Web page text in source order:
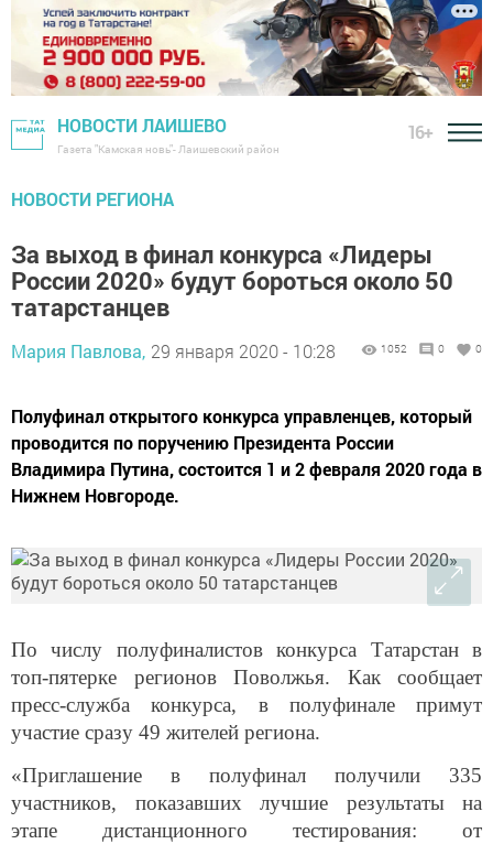
НОВОСТИ ЛАИШЕВО
Газета "Камская новь"- Лаишевский район
16+
НОВОСТИ РЕГИОНА
За выход в финал конкурса «Лидеры
России 2020» будут бороться около 50
татарстанцев
Мария Павлова, 29 января 2020 - 10:28 1052 0 0
Полуфинал открытого конкурса управленцев, который
проводится по поручению Президента России
Владимира Путина, состоится 1 и 2 февраля 2020 года в
Нижнем Новгороде.
По числу полуфиналистов конкурса Татарстан в
топ-пятерке регионов Поволжья. Как сообщает
пресс-служба конкурса, в полуфинале примут
участие сразу 49 жителей региона.
«Приглашение в полуфинал получили 335
участников, показавших лучшие результаты на
этапе дистанционного тестирования: от